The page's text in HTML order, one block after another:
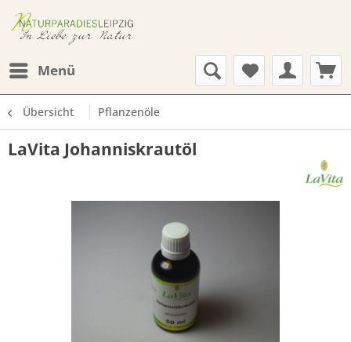
Menü
Übersicht Pflanzenöle
LaVita Johanniskrautöl